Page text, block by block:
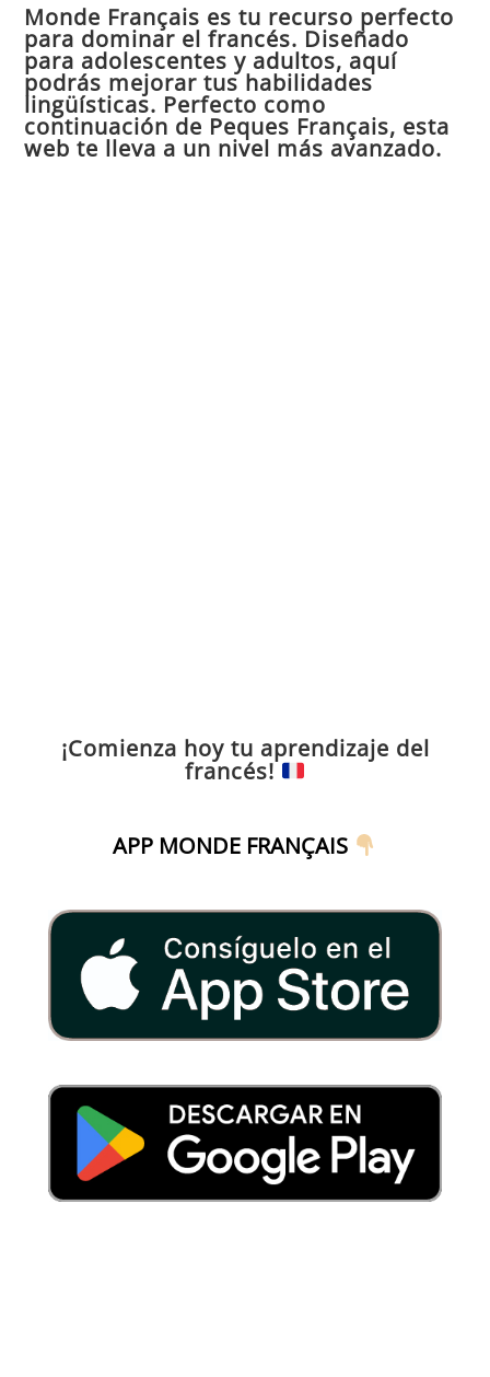
Monde Français es tu recurso perfecto
para dominar el francés. Diseñado
para adolescentes y adultos, aquí
podrás mejorar tus habilidades
lingüísticas. Perfecto como
continuación de Peques Français, esta
web te lleva a un nivel más avanzado.
¡Comienza hoy tu aprendizaje del
francés!
APP MONDE FRANÇAIS